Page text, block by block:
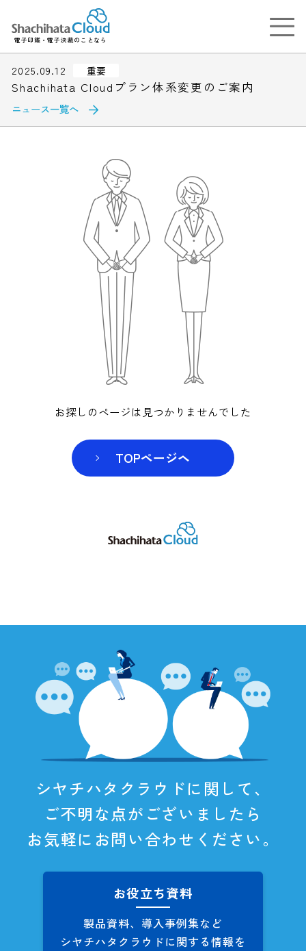
電子印鑑・電子決裁のことなら
2025.09.12 重要
Shachihata Cloudプラン体系変更のご案内
ニュース一覧へ
お探しのページは見つかりませんでした
TOPページヘ
シヤチハタクラウドに関して、
ご不明な点がございましたら
お気軽にお問い合わせください。
お役立ち資料
製品資料、導入事例集など
シヤチハタクラウドに関する情報を